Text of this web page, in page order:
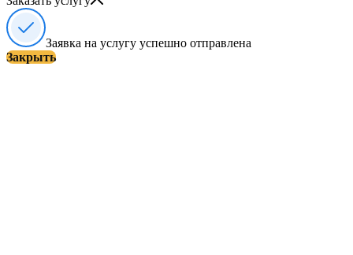
Заявка на услугу успешно отправлена
Закрыть